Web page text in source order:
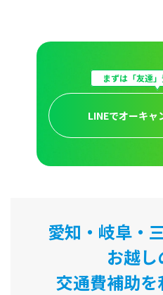
まずは「友達
LINEでオーキャ
愛知・岐阜・
お越
交通費補助を